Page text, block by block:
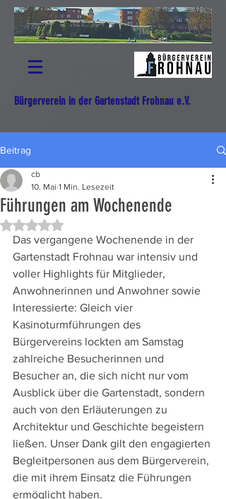
Bürgerverein in der Gartenstadt Frohnau e.V.
Beitrag
Führungen am Wochenende
cb
10. Mai 1 Min. Lesezeit
Mit NaN von 5 Sternen bewertet.
Das vergangene Wochenende in der
Gartenstadt Frohnau war intensiv und
voller Highlights für Mitglieder,
Anwohnerinnen und Anwohner sowie
Interessierte: Gleich vier
Kasinoturmführungen des
Bürgervereins lockten am Samstag
zahlreiche Besucherinnen und
Besucher an, die sich nicht nur vom
Ausblick über die Gartenstadt, sondern
auch von den Erläuterungen zu
Architektur und Geschichte begeistern
ließen. Unser Dank gilt den engagierten
Begleitpersonen aus dem Bürgerverein,
die mit ihrem Einsatz die Führungen
ermöglicht haben.